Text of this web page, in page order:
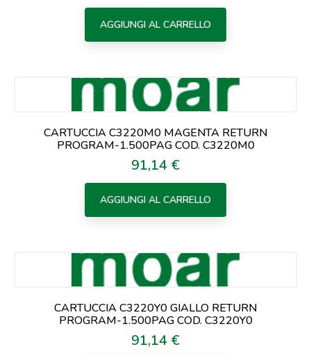
AGGIUNGI AL CARRELLO
CARTUCCIA C3220M0 MAGENTA RETURN
PROGRAM-1.500PAG COD. C3220M0
Prezzo
91,14 €
AGGIUNGI AL CARRELLO
CARTUCCIA C3220Y0 GIALLO RETURN
PROGRAM-1.500PAG COD. C3220Y0
Prezzo
91,14 €